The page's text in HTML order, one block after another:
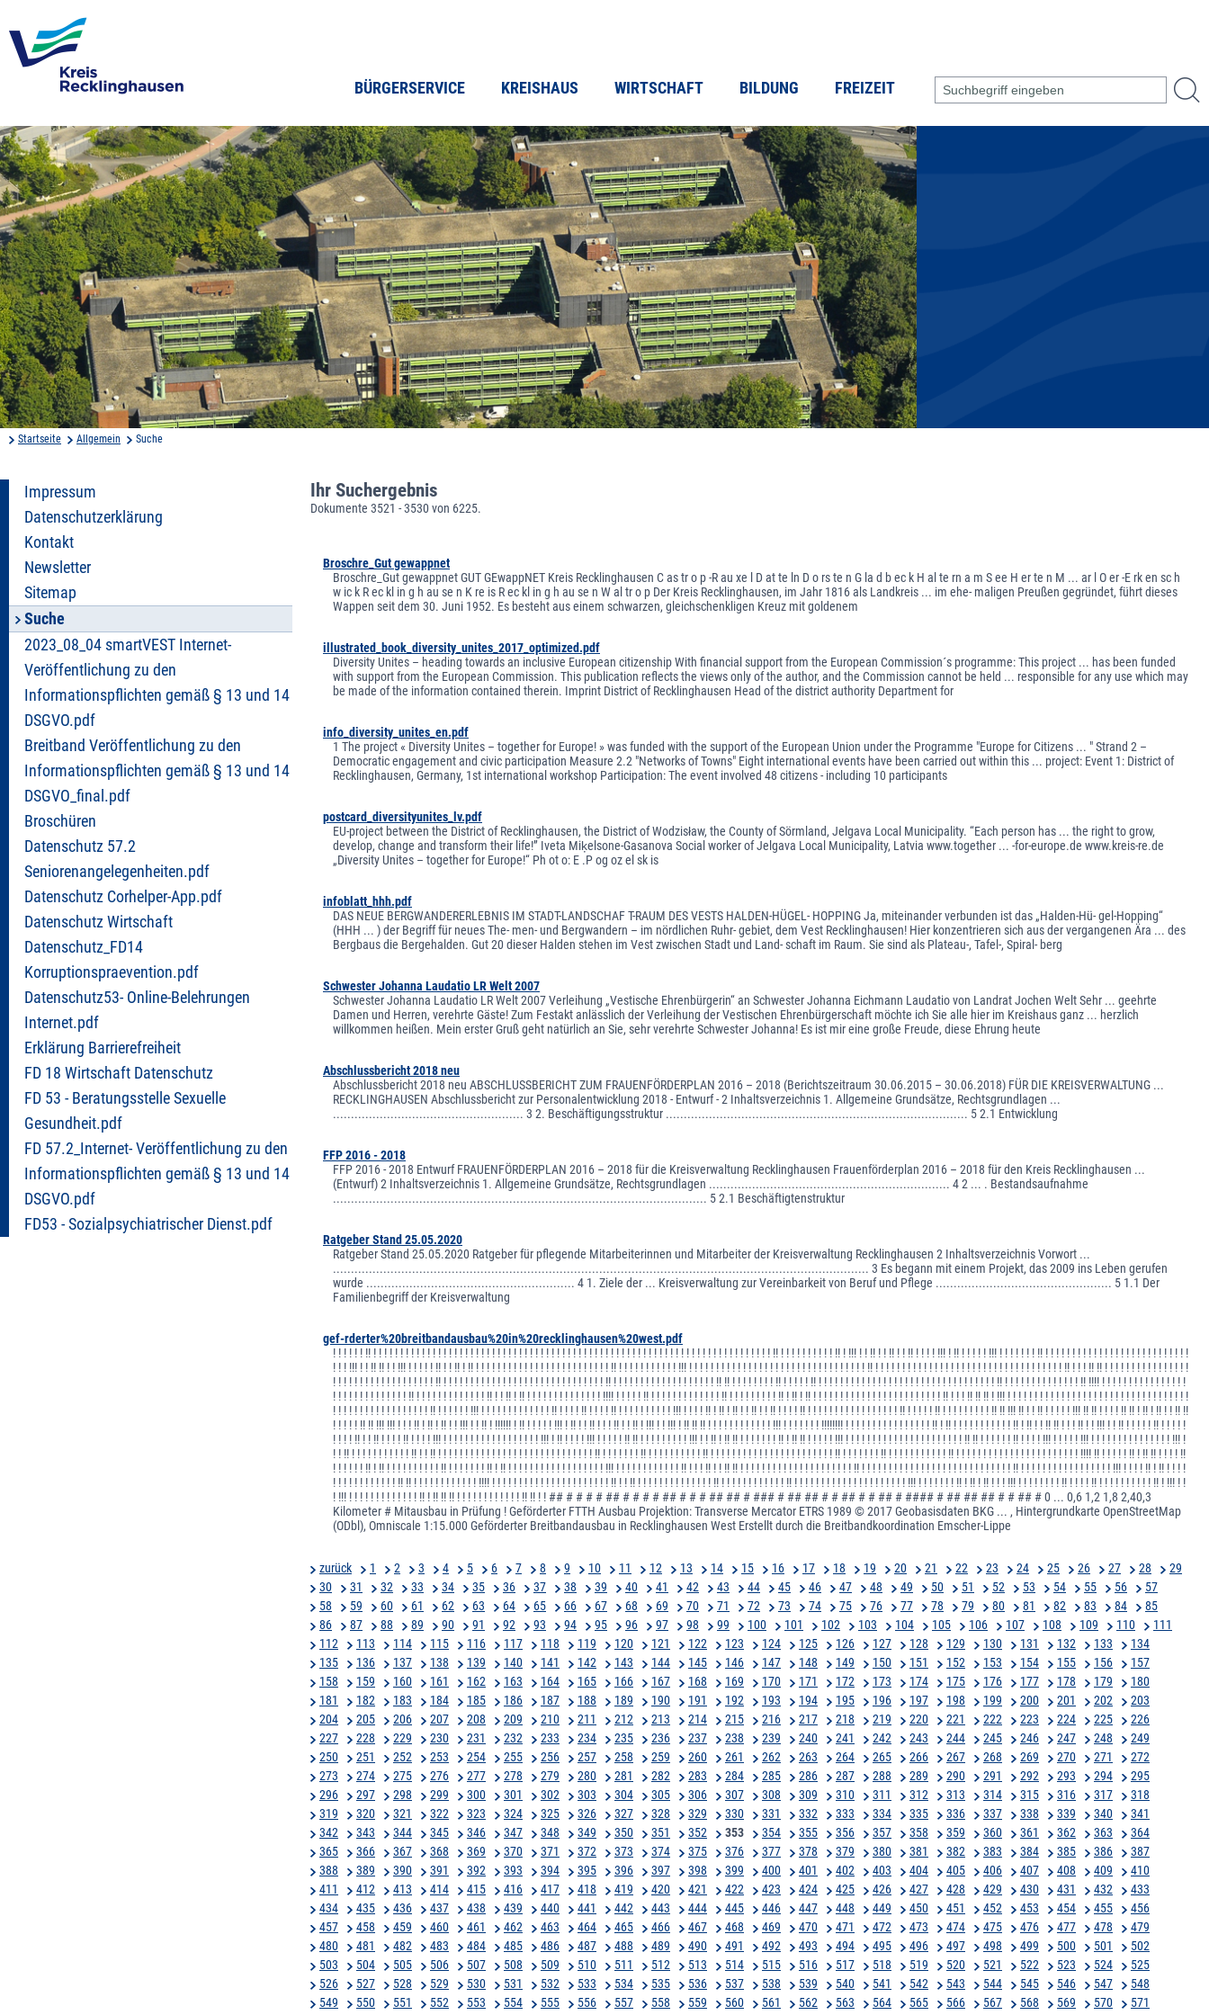
BÜRGERSERVICE KREISHAUS WIRTSCHAFT BILDUNG FREIZEIT
Startseite Allgemein Suche
Impressum
Datenschutzerklärung
Kontakt
Newsletter
Sitemap
Suche
2023_08_04 smartVEST Internet-
Veröffentlichung zu den
Informationspflichten gemäß § 13 und 14
DSGVO.pdf
Breitband Veröffentlichung zu den
Informationspflichten gemäß § 13 und 14
DSGVO_final.pdf
Broschüren
Datenschutz 57.2
Seniorenangelegenheiten.pdf
Datenschutz Corhelper-App.pdf
Datenschutz Wirtschaft
Datenschutz_FD14
Korruptionspraevention.pdf
Datenschutz53- Online-Belehrungen
Internet.pdf
Erklärung Barrierefreiheit
FD 18 Wirtschaft Datenschutz
FD 53 - Beratungsstelle Sexuelle
Gesundheit.pdf
FD 57.2_Internet- Veröffentlichung zu den
Informationspflichten gemäß § 13 und 14
DSGVO.pdf
FD53 - Sozialpsychiatrischer Dienst.pdf
Ihr Suchergebnis
Dokumente 3521 - 3530 von 6225.
Broschre_Gut gewappnet
Broschre_Gut gewappnet GUT GEwappNET Kreis Recklinghausen C as tr o p -R au xe l D at te ln D o rs te n G la d b ec k H al te rn a m S ee H er te n M ... ar l O er -E rk en sc h
w ic k R ec kl in g h au se n K re is R ec kl in g h au se n W al tr o p Der Kreis Recklinghausen, im Jahr 1816 als Landkreis ... im ehe- maligen Preußen gegründet, führt dieses
Wappen seit dem 30. Juni 1952. Es besteht aus einem schwarzen, gleichschenkligen Kreuz mit goldenem
illustrated_book_diversity_unites_2017_optimized.pdf
Diversity Unites – heading towards an inclusive European citizenship With financial support from the European Commission´s programme: This project ... has been funded
with support from the European Commission. This publication reflects the views only of the author, and the Commission cannot be held ... responsible for any use which may
be made of the information contained therein. Imprint District of Recklinghausen Head of the district authority Department for
info_diversity_unites_en.pdf
1 The project « Diversity Unites – together for Europe! » was funded with the support of the European Union under the Programme "Europe for Citizens ... " Strand 2 –
Democratic engagement and civic participation Measure 2.2 "Networks of Towns" Eight international events have been carried out within this ... project: Event 1: District of
Recklinghausen, Germany, 1st international workshop Participation: The event involved 48 citizens - including 10 participants
postcard_diversityunites_lv.pdf
EU-project between the District of Recklinghausen, the District of Wodzisław, the County of Sörmland, Jelgava Local Municipality. “Each person has ... the right to grow,
develop, change and transform their life!” Iveta Miķelsone-Gasanova Social worker of Jelgava Local Municipality, Latvia www.together ... -for-europe.de www.kreis-re.de
„Diversity Unites – together for Europe!“ Ph ot o: E .P og oz el sk is
infoblatt_hhh.pdf
DAS NEUE BERGWANDERERLEBNIS IM STADT-LANDSCHAF T-RAUM DES VESTS HALDEN-HÜGEL- HOPPING Ja, miteinander verbunden ist das „Halden-Hü- gel-Hopping“
(HHH ... ) der Begriff für neues The- men- und Bergwandern – im nördlichen Ruhr- gebiet, dem Vest Recklinghausen! Hier konzentrieren sich aus der vergangenen Ära ... des
Bergbaus die Bergehalden. Gut 20 dieser Halden stehen im Vest zwischen Stadt und Land- schaft im Raum. Sie sind als Plateau-, Tafel-, Spiral- berg
Schwester Johanna Laudatio LR Welt 2007
Schwester Johanna Laudatio LR Welt 2007 Verleihung „Vestische Ehrenbürgerin“ an Schwester Johanna Eichmann Laudatio von Landrat Jochen Welt Sehr ... geehrte
Damen und Herren, verehrte Gäste! Zum Festakt anlässlich der Verleihung der Vestischen Ehrenbürgerschaft möchte ich Sie alle hier im Kreishaus ganz ... herzlich
willkommen heißen. Mein erster Gruß geht natürlich an Sie, sehr verehrte Schwester Johanna! Es ist mir eine große Freude, diese Ehrung heute
Abschlussbericht 2018 neu
Abschlussbericht 2018 neu ABSCHLUSSBERICHT ZUM FRAUENFÖRDERPLAN 2016 – 2018 (Berichtszeitraum 30.06.2015 – 30.06.2018) FÜR DIE KREISVERWALTUNG ...
RECKLINGHAUSEN Abschlussbericht zur Personalentwicklung 2018 - Entwurf - 2 Inhaltsverzeichnis 1. Allgemeine Grundsätze, Rechtsgrundlagen ...
..................................................... 3 2. Beschäftigungsstruktur .................................................................................... 5 2.1 Entwicklung
FFP 2016 - 2018
FFP 2016 - 2018 Entwurf FRAUENFÖRDERPLAN 2016 – 2018 für die Kreisverwaltung Recklinghausen Frauenförderplan 2016 – 2018 für den Kreis Recklinghausen ...
(Entwurf) 2 Inhaltsverzeichnis 1. Allgemeine Grundsätze, Rechtsgrundlagen ................................................................... 4 2 ... . Bestandsaufnahme
........................................................................................................ 5 2.1 Beschäftigtenstruktur
Ratgeber Stand 25.05.2020
Ratgeber Stand 25.05.2020 Ratgeber für pflegende Mitarbeiterinnen und Mitarbeiter der Kreisverwaltung Recklinghausen 2 Inhaltsverzeichnis Vorwort ...
..................................................................................................................................................... 3 Es begann mit einem Projekt, das 2009 ins Leben gerufen
wurde .......................................................... 4 1. Ziele der ... Kreisverwaltung zur Vereinbarkeit von Beruf und Pflege ................................................. 5 1.1 Der
Familienbegriff der Kreisverwaltung
gef-rderter%20breitbandausbau%20in%20recklinghausen%20west.pdf
! ! ! ! ! ! !! ! ! ! ! ! ! ! ! ! ! ! ! ! ! ! ! ! ! ! ! ! ! ! ! ! ! ! ! ! ! ! ! ! ! ! ! ! ! ! ! ! ! ! ! ! ! ! ! ! ! ! ! ! ! ! ! ! ! ! ! ! ! ! ! ! ! ! ! ! ! ! ! ! ! !! ! ! ! ! ! ! ! ! ! ! !! ! !!! ! ! !! ! ! !! ! ! !! ! ! ! ! !!! ! !! ! ! ! ! ! !!! ! ! ! ! ! ! ! !! ! ! ! ! ! ! ! ! ! ! ! ! ! ! ! ! ! ! ! ! ! ! ! ! ! ! !
! ! ! !!! ! ! !! !! ! ! !!! ! ! ! ! ! !! ! ! !! ! !! ! ! ! ! ! ! ! ! ! ! ! ! ! ! ! ! ! ! ! ! ! ! ! ! ! !! ! ! ! ! ! ! ! ! ! ! ! !!! ! ! ! ! ! ! ! ! ! ! ! ! ! ! ! ! ! ! ! ! ! ! ! ! ! ! ! ! ! ! ! ! ! !! ! ! ! ! ! ! ! ! ! ! ! ! ! ! ! ! ! ! ! ! ! ! ! ! ! ! ! ! ! ! ! ! ! ! ! !! ! ! ! !! !! ! ! ! ! ! ! ! ! ! ! ! ! ! ! ! !
! ! ! ! ! ! ! ! ! ! ! ! ! ! ! ! ! ! ! !! ! ! ! ! ! ! ! ! ! ! ! ! ! ! ! ! ! ! ! ! ! ! ! ! ! ! ! ! ! ! !! ! ! ! ! ! ! ! ! ! ! ! ! ! ! ! ! ! ! ! !! !! ! ! ! ! ! ! ! ! !! ! ! ! ! ! !! ! ! ! ! ! ! ! ! ! ! ! ! ! ! ! ! ! ! ! ! ! ! ! ! ! ! ! ! ! ! ! ! ! !! ! ! ! ! ! ! ! ! ! ! ! ! ! ! !! !!!! ! ! ! ! ! ! ! ! ! ! ! ! ! ! ! !
! ! ! ! ! ! ! ! ! ! ! ! ! ! !! ! ! ! ! ! ! ! ! ! ! ! ! ! !! ! ! !! ! !! ! ! ! ! ! ! ! ! ! ! ! ! ! ! !!!! ! ! ! ! ! !! ! ! ! ! ! ! ! ! ! ! ! ! ! !! ! ! ! ! ! ! ! ! ! !! ! !! ! !! ! ! ! ! ! ! ! ! ! ! ! ! ! ! ! ! ! ! ! ! ! ! ! ! !! ! ! ! !! !! !! ! !!! ! ! ! ! ! ! ! ! ! ! ! ! ! ! ! ! ! ! ! ! ! ! ! ! ! ! ! ! ! ! ! ! ! !
! ! ! ! ! ! ! ! ! ! ! ! ! ! ! ! ! ! !! ! ! ! ! ! ! !!! ! ! ! ! ! ! ! ! ! ! ! ! ! !! ! ! ! ! !! ! ! ! ! !! ! ! ! ! ! ! ! ! ! ! !!! ! ! ! ! !! ! !! ! !! ! ! !! ! ! !! ! ! ! ! !! ! ! ! ! ! ! ! ! ! ! ! ! ! ! ! ! ! !! ! ! ! ! ! !! ! ! ! ! ! ! ! ! ! !! !! !!! !! ! ! !! ! ! ! ! ! !!! !! !! ! ! ! ! !! !! ! !! ! !! ! ! !! !!
! ! ! ! ! !! !! !!! !!! ! ! ! !! ! !! ! !! ! ! !!! ! ! !! ! !!!!!! ! !! ! ! ! ! ! !!! ! !! ! ! !! ! ! ! !! ! ! !! ! !!! ! ! !!! ! !! !! !! ! ! ! ! ! ! ! ! ! ! ! ! !!! ! ! ! ! ! ! ! !!!!!!!! ! ! ! ! ! ! ! ! ! ! ! ! ! ! ! ! !! ! !! ! ! ! ! ! ! ! ! ! ! ! !! ! !! ! ! !! !! ! ! ! !! ! ! !!! ! ! !! ! ! ! ! ! !! ! ! ! ! !
! ! ! ! !! ! ! !! ! ! ! ! !! ! ! ! ! !!! ! ! ! ! ! ! ! ! ! ! ! ! ! ! ! ! ! ! !!! ! !! ! ! ! ! !!! ! ! ! ! ! !! !! ! ! ! ! ! ! ! ! ! !!! ! ! !! ! !! !! ! ! ! ! ! ! ! !! ! !! !! ! ! ! ! ! !!! ! ! ! ! ! ! ! ! ! ! ! ! ! ! ! ! ! ! ! ! ! ! !! !! ! ! ! ! ! ! !! ! ! ! ! !!! ! ! ! ! ! !!! ! ! ! ! ! ! ! ! ! ! ! ! ! ! ! !!! !
! ! !! ! ! ! ! ! ! ! ! ! ! ! !! ! ! !! ! ! ! ! ! ! ! ! ! ! ! ! ! ! ! ! ! ! ! ! ! ! ! ! ! ! ! ! ! !! ! ! ! ! ! ! ! !! ! ! ! ! ! ! ! ! ! ! !! ! ! ! ! ! ! ! ! ! ! ! ! ! ! ! ! ! ! ! ! ! ! ! !! ! ! ! ! ! ! ! !! ! ! ! ! ! ! ! ! ! ! ! !! ! ! ! ! ! ! ! ! ! ! ! ! ! ! ! ! ! ! ! ! ! ! ! !!!! !! ! ! ! ! ! !! ! !! !! ! ! ! ! !!
! ! ! ! ! ! !! ! !! ! ! ! ! ! ! ! ! ! ! !! ! ! ! ! ! ! ! !! ! !! ! ! ! ! ! ! ! ! ! ! ! ! ! ! ! ! ! ! !!! ! ! ! ! ! ! ! ! ! ! ! ! !! ! ! ! !! ! ! !! !! ! ! ! ! ! ! ! ! ! ! ! ! ! ! ! ! ! ! ! ! ! !! ! ! ! ! ! ! ! ! ! ! ! ! ! ! ! ! ! ! ! ! ! ! ! ! ! ! ! ! !! ! ! ! ! ! ! ! ! ! ! ! ! ! ! ! ! ! !!! ! ! ! ! !! ! !! ! ! ! !
! ! ! ! ! ! ! ! ! ! ! ! !! !! ! ! ! ! ! ! ! ! ! ! ! ! !!!! ! ! ! ! ! ! ! ! ! ! ! ! ! ! ! ! ! ! ! ! ! ! !! ! ! !! ! ! ! ! ! ! ! ! ! ! ! ! ! ! !! ! ! ! ! ! ! ! ! ! ! ! ! !! ! ! ! ! ! ! ! ! ! ! ! ! ! ! ! ! ! ! ! ! ! !!! ! ! ! ! ! ! ! !! ! !! ! !! ! ! ! !!! ! ! ! ! ! ! ! ! !! ! ! ! ! !! ! ! ! ! ! ! ! ! ! ! !! ! !!! ! !
! !!! ! ! ! ! ! ! ! ! ! ! ! ! ! !! ! !! !! !! ! ! ! ! ! ! ! ! ! ! ! ! !! !! ! ! ## # # # # ## # # # # ## # # # ## ## # ### # ## ## # # ## # # ## # #### # ## ## ## # # ## # 0 ... 0,6 1,2 1,8 2,40,3
Kilometer # Mitausbau in Prüfung ! Geförderter FTTH Ausbau Projektion: Transverse Mercator ETRS 1989 © 2017 Geobasisdaten BKG ... , Hintergrundkarte OpenStreetMap
(ODbl), Omniscale 1:15.000 Geförderter Breitbandausbau in Recklinghausen West Erstellt durch die Breitbandkoordination Emscher-Lippe
zurück 1 2 3 4 5 6 7 8 9 10 11 12 13 14 15 16 17 18 19 20 21 22 23 24 25 26 27 28
29
30
31 32 33 34 35 36 37 38 39 40 41 42 43 44 45 46 47 48 49 50 51 52 53 54 55 56
57
58
59 60 61 62 63 64 65 66 67 68 69 70 71 72 73 74 75 76 77 78 79 80 81 82 83 84
85
86
87 88 89 90 91 92 93 94 95 96 97 98 99 100 101 102 103 104 105 106 107 108 109 110
111
112
113 114 115 116 117 118 119 120 121 122 123 124 125 126 127 128 129 130 131 132 133
134
135
136 137 138 139 140 141 142 143 144 145 146 147 148 149 150 151 152 153 154 155 156
157
158
159 160 161 162 163 164 165 166 167 168 169 170 171 172 173 174 175 176 177 178 179
180
181
182 183 184 185 186 187 188 189 190 191 192 193 194 195 196 197 198 199 200 201 202
203
204
205 206 207 208 209 210 211 212 213 214 215 216 217 218 219 220 221 222 223 224 225
226
227
228 229 230 231 232 233 234 235 236 237 238 239 240 241 242 243 244 245 246 247 248
249
250
251 252 253 254 255 256 257 258 259 260 261 262 263 264 265 266 267 268 269 270 271
272
273
274 275 276 277 278 279 280 281 282 283 284 285 286 287 288 289 290 291 292 293 294
295
296
297 298 299 300 301 302 303 304 305 306 307 308 309 310 311 312 313 314 315 316 317
318
319
320 321 322 323 324 325 326 327 328 329 330 331 332 333 334 335 336 337 338 339 340
341
342
343 344 345 346 347 348 349 350 351 352 353 354 355 356 357 358 359 360 361 362 363
364
365
366 367 368 369 370 371 372 373 374 375 376 377 378 379 380 381 382 383 384 385 386
387
388
389 390 391 392 393 394 395 396 397 398 399 400 401 402 403 404 405 406 407 408 409
410
411
412 413 414 415 416 417 418 419 420 421 422 423 424 425 426 427 428 429 430 431 432
433
434
435 436 437 438 439 440 441 442 443 444 445 446 447 448 449 450 451 452 453 454 455
456
457
458 459 460 461 462 463 464 465 466 467 468 469 470 471 472 473 474 475 476 477 478
479
480
481 482 483 484 485 486 487 488 489 490 491 492 493 494 495 496 497 498 499 500 501
502
503
504 505 506 507 508 509 510 511 512 513 514 515 516 517 518 519 520 521 522 523 524
525
526
527 528 529 530 531 532 533 534 535 536 537 538 539 540 541 542 543 544 545 546 547
548
549
550 551 552 553 554 555 556 557 558 559 560 561 562 563 564 565 566 567 568 569 570
571